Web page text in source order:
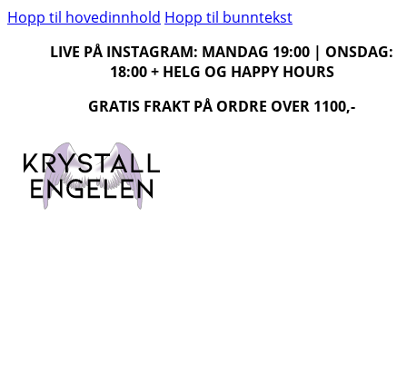
Hopp til hovedinnhold Hopp til bunntekst
LIVE PÅ INSTAGRAM: MANDAG 19:00 | ONSDAG:
18:00 + HELG OG HAPPY HOURS
GRATIS FRAKT PÅ ORDRE OVER 1100,-